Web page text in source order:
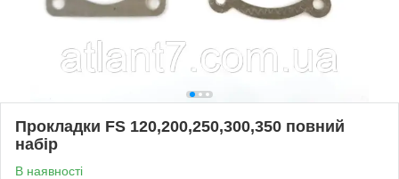
Прокладки FS 120,200,250,300,350 повний
набір
В наявності